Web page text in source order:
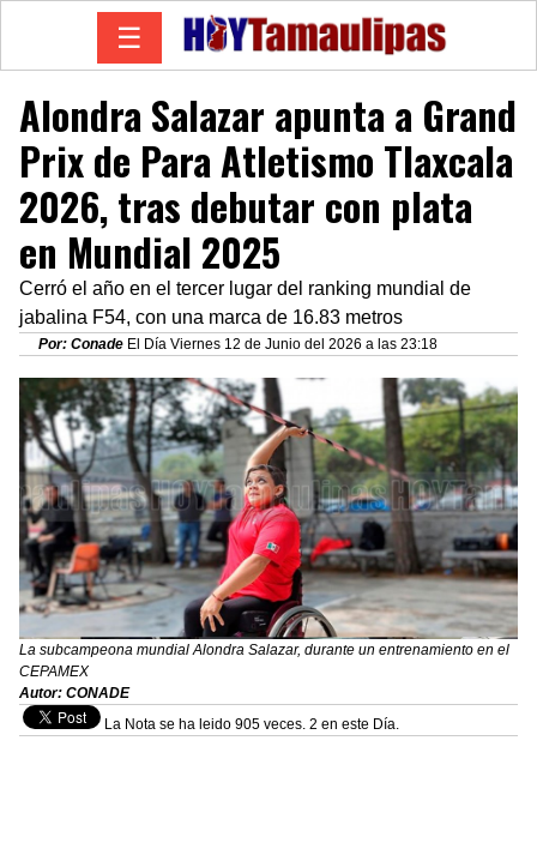
☰
Alondra Salazar apunta a Grand
Prix de Para Atletismo Tlaxcala
2026, tras debutar con plata
en Mundial 2025
Cerró el año en el tercer lugar del ranking mundial de
jabalina F54, con una marca de 16.83 metros
Por: Conade El Día Viernes 12 de Junio del 2026 a las 23:18
La subcampeona mundial Alondra Salazar, durante un entrenamiento en el
CEPAMEX
Autor: CONADE
La Nota se ha leido 905 veces. 2 en este Día.